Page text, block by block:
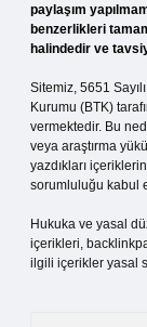
paylaşım
benzerlikleri
halindedir ve
Sitemiz, 5651
Kurumu (BTK)
vermektedir. Bu
veya araştırma
yazdıkları
sorumluluğu kabul
Hukuka ve yasal
içerikleri,
ilgili içerikler yasal